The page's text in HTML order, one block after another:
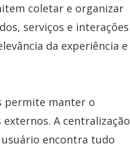
coletar e organizar
serviços e interações
da experiência e
permite manter o
A centralização
encontra tudo